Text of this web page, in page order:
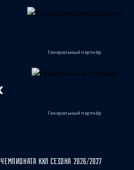
Генеральный партнёр
Генеральный партнёр
КХЛ СЕЗОНА 2026/2027